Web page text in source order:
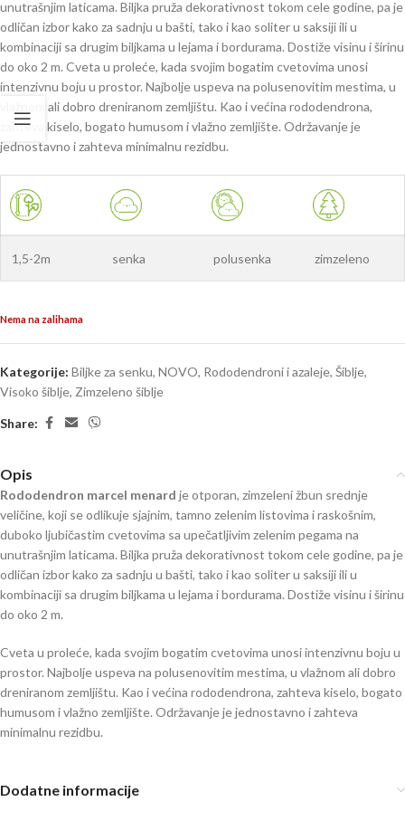
unutrašnjim laticama. Biljka pruža dekorativnost tokom cele godine, pa je
odličan izbor kako za sadnju u bašti, tako i kao soliter u saksiji ili u
kombinaciji sa drugim biljkama u lejama i bordurama. Dostiže visinu i širinu
do oko 2 m. Cveta u proleće, kada svojim bogatim cvetovima unosi
intenzivnu boju u prostor. Najbolje uspeva na polusenovitim mestima, u
vlažnom ali dobro dreniranom zemljištu. Kao i većina rododendrona,
zahteva kiselo, bogato humusom i vlažno zemljište. Održavanje je
jednostavno i zahteva minimalnu rezidbu.
1,5-2m senka polusenka zimzeleno
Nema na zalihama
Kategorije: Biljke za senku, NOVO, Rododendroni i azaleje, Šiblje,
Visoko šiblje, Zimzeleno šiblje
Share:
Opis
Rododendron marcel menard je otporan, zimzeleni žbun srednje
veličine, koji se odlikuje sjajnim, tamno zelenim listovima i raskošnim,
duboko ljubičastim cvetovima sa upečatljivim zelenim pegama na
unutrašnjim laticama. Biljka pruža dekorativnost tokom cele godine, pa je
odličan izbor kako za sadnju u bašti, tako i kao soliter u saksiji ili u
kombinaciji sa drugim biljkama u lejama i bordurama. Dostiže visinu i širinu
do oko 2 m.
Cveta u proleće, kada svojim bogatim cvetovima unosi intenzivnu boju u
prostor. Najbolje uspeva na polusenovitim mestima, u vlažnom ali dobro
dreniranom zemljištu. Kao i većina rododendrona, zahteva kiselo, bogato
humusom i vlažno zemljište. Održavanje je jednostavno i zahteva
minimalnu rezidbu.
Dodatne informacije